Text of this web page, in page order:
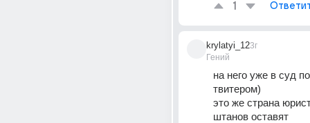
1
krylatyi_12
Гений
3г
на него уже в суд
твитером)
это же страна
штанов оставят